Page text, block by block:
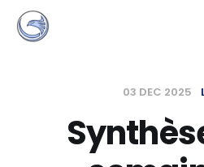
03 DEC 2025